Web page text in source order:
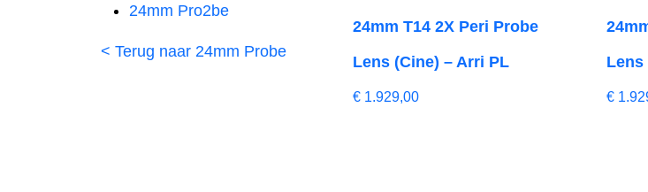
24mm Pro2be
< Terug naar 24mm Probe
24mm T14 2X Peri Probe
Lens (Cine) – Arri PL
€ 1.929,00
Lens
€